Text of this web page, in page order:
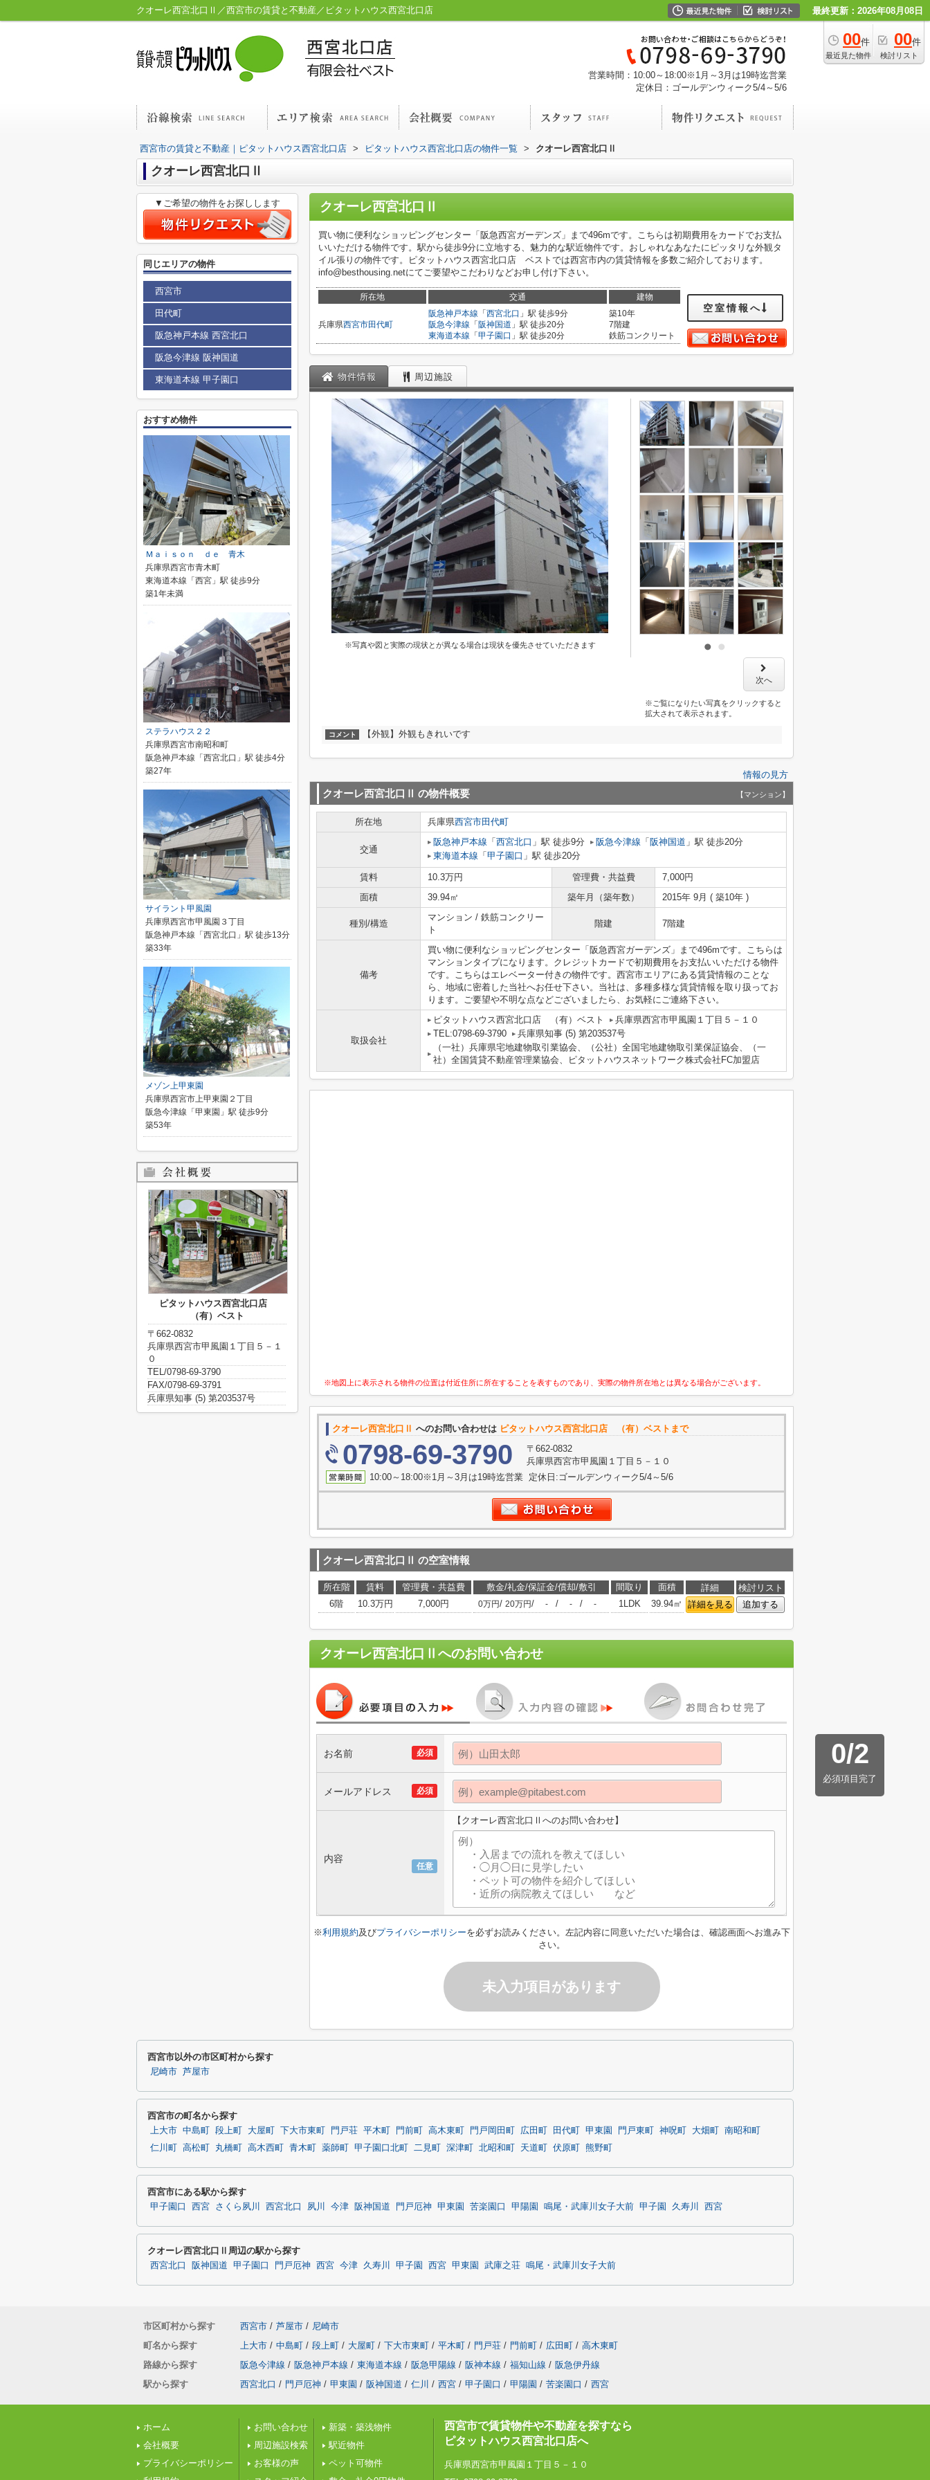
クオーレ西宮北口Ⅱ／西宮市の賃貸と不動産／ピタットハウス西宮北口店 最終更新：2026年08月08日
00件
最近見た物件
00件
検討リスト
営業時間：10:00～18:00※1月～3月は19時迄営業
定休日：ゴールデンウィーク5/4～5/6
西宮市の賃貸と不動産｜ピタットハウス西宮北口店 > ピタットハウス西宮北口店の物件一覧 > クオーレ西宮北口Ⅱ
クオーレ西宮北口Ⅱ
クオーレ西宮北口Ⅱ
買い物に便利なショッピングセンター「阪急西宮ガーデンズ」まで496mです。こちらは初期費用をカードでお支払
いいただける物件です。駅から徒歩9分に立地する、魅力的な駅近物件です。おしゃれなあなたにピッタリな外観タ
イル張りの物件です。ピタットハウス西宮北口店 ベストでは西宮市内の賃貸情報を多数ご紹介しております。
info@besthousing.netにてご要望やこだわりなどお申し付け下さい。
所在地 交通 建物
兵庫県西宮市田代町
阪急神戸本線 「 西宮北口 」駅 徒歩9分
阪急今津線 「 阪神国道 」駅 徒歩20分
東海道本線 「 甲子園口 」駅 徒歩20分
築10年
7階建
鉄筋コンクリート
空室情報へ
物件情報 周辺施設
※写真や図と実際の現状とが異なる場合は現状を優先させていただきます
次へ
※ご覧になりたい写真をクリックすると
拡大されて表示されます。
コメント 【外観】外観もきれいです
情報の見方
クオーレ西宮北口Ⅱ の物件概要 【マンション】
所在地 兵庫県西宮市田代町
交通
阪急神戸本線 「 西宮北口 」駅 徒歩9分 阪急今津線 「 阪神国道 」駅 徒歩20分
東海道本線 「 甲子園口 」駅 徒歩20分
賃料 10.3万円 管理費・共益費
7,000円
面積
39.94㎡ 築年月（築年数） 2015年 9月 ( 築10年 )
種別/構造
マンション / 鉄筋コンクリー
ト
階建 7階建
備考
買い物に便利なショッピングセンター「阪急西宮ガーデンズ」まで496mです。こちらは
マンションタイプになります。クレジットカードで初期費用をお支払いいただける物件
です。こちらはエレベーター付きの物件です。西宮市エリアにある賃貸情報のことな
ら、地域に密着した当社へお任せ下さい。当社は、多種多様な賃貸情報を取り扱ってお
ります。ご要望や不明な点などございましたら、お気軽にご連絡下さい。
取扱会社
ピタットハウス西宮北口店 （有）ベスト
兵庫県西宮市甲風園１丁目５－１０
TEL:0798-69-3790
兵庫県知事 (5) 第203537号
（一社）兵庫県宅地建物取引業協会、（公社）全国宅地建物取引業保証協会、（一
社）全国賃貸不動産管理業協会、ピタットハウスネットワーク株式会社FC加盟店
※地図上に表示される物件の位置は付近住所に所在することを表すものであり、実際の物件所在地とは異なる場合がございます。
クオーレ西宮北口Ⅱ へのお問い合わせは ピタットハウス西宮北口店 （有）ベストまで
0798-69-3790
〒662-0832
兵庫県西宮市甲風園１丁目５－１０
10:00～18:00※1月～3月は19時迄営業 定休日:ゴールデンウィーク5/4～5/6
クオーレ西宮北口Ⅱ の空室情報
所在階 賃料 管理費・共益費 敷金/礼金/保証金/償却/敷引 間取り 面積 詳細
検討リスト
6階
10.3万円 7,000円 0万円/ 20万円/ - / - / - 1LDK 39.94㎡ 詳細を見る 追加する
クオーレ西宮北口Ⅱ へのお問い合わせ
0/2
必須項目完了
必須
お名前
必須
メールアドレス
任意
内容
【クオーレ西宮北口Ⅱへのお問い合わせ】
※利用規約及びプライバシーポリシーを必ずお読みください。左記内容に同意いただいた場合は、確認画面へお進み下
さい。
未入力項目があります
▼ご希望の物件をお探しします
同じエリアの物件
西宮市
田代町
阪急神戸本線 西宮北口
阪急今津線 阪神国道
東海道本線 甲子園口
おすすめ物件
Ｍａｉｓｏｎ ｄｅ 青木
兵庫県西宮市青木町
東海道本線「西宮」駅 徒歩9分
築1年未満
ステラハウス２２
兵庫県西宮市南昭和町
阪急神戸本線「西宮北口」駅 徒歩4分
築27年
サイラント甲風園
兵庫県西宮市甲風園３丁目
阪急神戸本線「西宮北口」駅 徒歩13分
築33年
メゾン上甲東園
兵庫県西宮市上甲東園２丁目
阪急今津線「甲東園」駅 徒歩9分
築53年
ピタットハウス西宮北口店
（有）ベスト
〒662-0832
兵庫県西宮市甲風園１丁目５－１
０
TEL/0798-69-3790
FAX/0798-69-3791
兵庫県知事 (5) 第203537号
西宮市以外の市区町村から探す
尼崎市 芦屋市
西宮市の町名から探す
上大市 中島町 段上町 大屋町 下大市東町 門戸荘 平木町 門前町 高木東町 門戸岡田町 広田町 田代町 甲東園 門戸東町 神呪町 大畑町
南昭和町
仁川町
高松町 丸橋町 高木西町 青木町 薬師町 甲子園口北町 二見町 深津町 北昭和町 天道町 伏原町 熊野町
西宮市にある駅から探す
甲子園口 西宮 さくら夙川 西宮北口 夙川 今津 阪神国道 門戸厄神 甲東園 苦楽園口 甲陽園 鳴尾・武庫川女子大前 甲子園 久寿川 西宮
クオーレ西宮北口Ⅱ周辺の駅から探す
西宮北口 阪神国道 甲子園口 門戸厄神 西宮 今津 久寿川 甲子園 西宮 甲東園 武庫之荘 鳴尾・武庫川女子大前
市区町村から探す 西宮市 / 芦屋市 / 尼崎市
町名から探す
上大市 / 中島町 / 段上町 / 大屋町 / 下大市東町 / 平木町 / 門戸荘 / 門前町 / 広田町 / 高木東町
路線から探す
阪急今津線 / 阪急神戸本線 / 東海道本線 / 阪急甲陽線 / 阪神本線 / 福知山線 / 阪急伊丹線
駅から探す
西宮北口 / 門戸厄神 / 甲東園 / 阪神国道 / 仁川 / 西宮 / 甲子園口 / 甲陽園 / 苦楽園口 / 西宮
ホーム
会社概要
プライバシーポリシー
お問い合わせ
周辺施設検索
お客様の声
新築・築浅物件
駅近物件
ペット可物件
西宮市で賃貸物件や不動産を探すなら
ピタットハウス西宮北口店へ
兵庫県西宮市甲風園１丁目５－１０